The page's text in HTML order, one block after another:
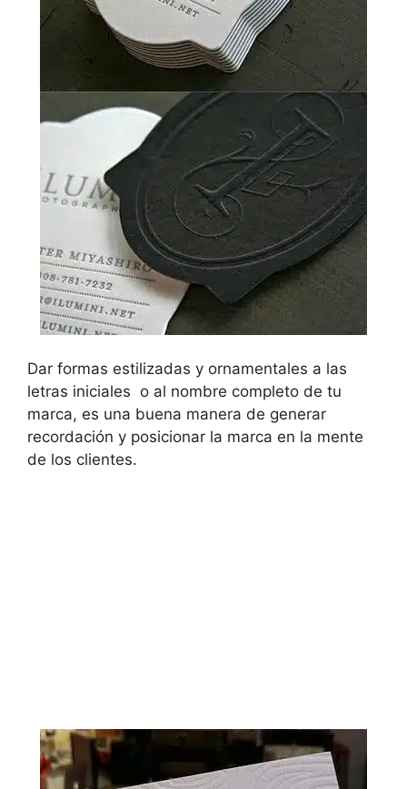
Dar formas estilizadas y ornamentales a las
letras iniciales o al nombre completo de tu
marca, es una buena manera de generar
recordación y posicionar la marca en la mente
de los clientes.